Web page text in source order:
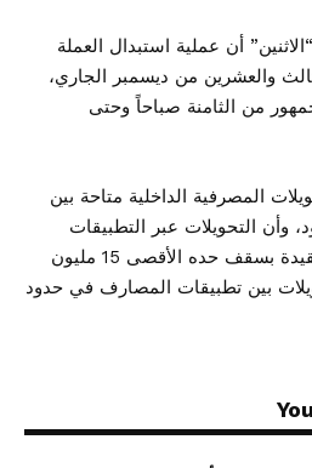
أن عملية استبدال العملة
والعشرين من ديسمبر الجاري،
من الثامنة صباحاً وحتى
المصرفية الداخلية متاحة بين
التحويلات عبر التطبيقات
المصرفية داخل المصرف مقيدة بسقف حده الأقصى 15 مليون
بين تطبيقات المصارف في حدود